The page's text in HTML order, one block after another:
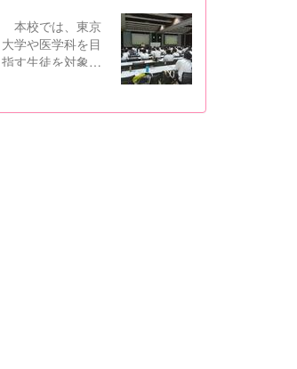
本校では、東京
大学や医学科を目
指す生徒を対象
格セミナーを行っ